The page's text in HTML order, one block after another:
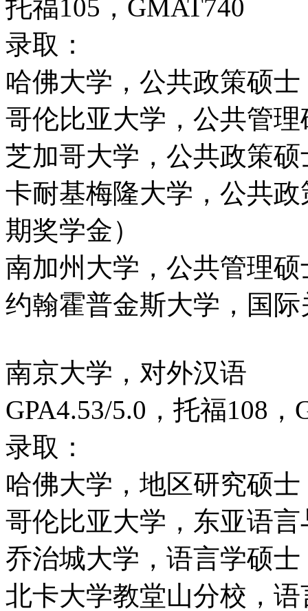
托福105，GMAT740
录取：
哈佛大学，公共政策硕士
哥伦比亚大学，公共管
芝加哥大学，公共政策
卡耐基梅隆大学，公共
期奖学金）
南加州大学，公共管理硕
约翰霍普金斯大学，国
南京大学，对外汉语
GPA4.53/5.0，托福108，
录取：
哈佛大学，地区研究硕
哥伦比亚大学，东亚语
乔治城大学，语言学硕士
北卡大学教堂山分校，